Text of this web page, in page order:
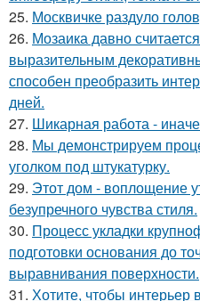
25. Москвичке раздуло
26. Мозаика давно
выразительным
способен преобразить
дней.
27. Шикарная работа -
28. Мы демонстрируем
уголком под штукатурку.
29. Этот дом - воплощение
безупречного чувства стиля.
30. Процесс укладки
подготовки основания до
выравнивания поверхности.
31. Хотите, чтобы